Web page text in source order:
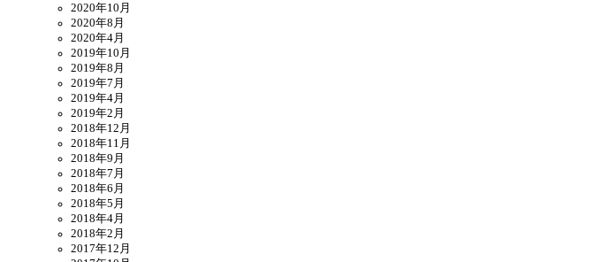
2020年10月
2020年8月
2020年4月
2019年10月
2019年8月
2019年7月
2019年4月
2019年2月
2018年12月
2018年11月
2018年9月
2018年7月
2018年6月
2018年5月
2018年4月
2018年2月
2017年12月